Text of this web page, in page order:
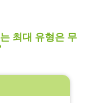
최대 유형은 무